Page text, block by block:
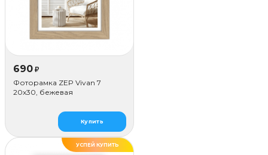
690 ₽
Фоторамка ZEP Vivan 7
20x30, бежевая
Купить
УСПЕЙ КУПИТЬ